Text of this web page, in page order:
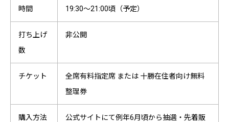
時間 19:30～21:00頃（予定）
打ち上げ
数
非公開
チケット
全席有料指定席 または 十勝在住者向け無料
整理券
購入方法
公式サイトにて例年6月頃から抽選・先着販